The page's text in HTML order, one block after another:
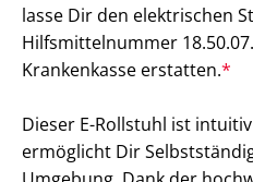
lasse Dir den elektrischen
Hilfsmittelnummer
Krankenkasse erstatten.*
Dieser E-Rollstuhl ist
ermöglicht Dir